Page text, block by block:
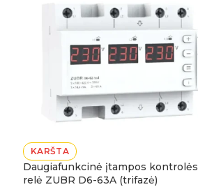
KARŠTA
Daugiafunkcinė įtampos kontrolės
relė ZUBR D6-63A (trifazė)